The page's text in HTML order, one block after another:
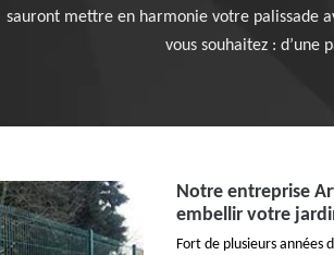
sauront mettre en harmonie votre palissade
vous souhaitez : d’une
Notre entreprise
embellir votre
Fort de plusieurs années